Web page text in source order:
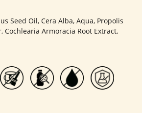
Seed Oil, Cera Alba, Aqua, Propolis
Cochlearia Armoracia Root Extract,